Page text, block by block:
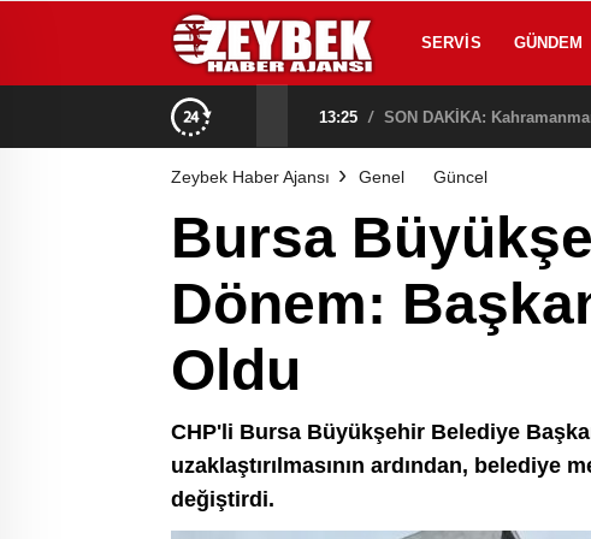
SERVIS GÜNDEM
13:25
Zeybek Haber Ajansı Genel Güncel
Bursa
Dönem:
Oldu
CHP'li Bursa Büyükşehir Belediye
uzaklaştırılmasının ardından,
değiştirdi.